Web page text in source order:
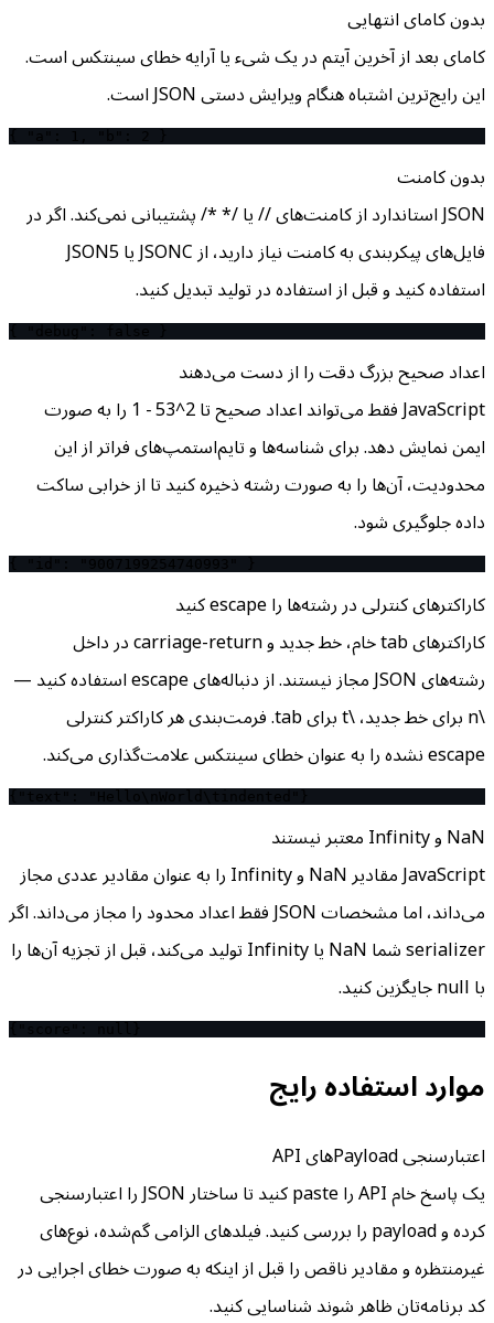
بدون کامای انتهایی
کامای بعد از آخرین آیتم در یک شیء یا آرایه خطای سینتکس است.
این رایج‌ترین اشتباه هنگام ویرایش دستی JSON است.
بدون کامنت
JSON استاندارد از کامنت‌های // یا /* */ پشتیبانی نمی‌کند. اگر در
فایل‌های پیکربندی به کامنت نیاز دارید، از JSONC یا JSON5
استفاده کنید و قبل از استفاده در تولید تبدیل کنید.
اعداد صحیح بزرگ دقت را از دست می‌دهند
JavaScript فقط می‌تواند اعداد صحیح تا 2^53 − 1 را به صورت
ایمن نمایش دهد. برای شناسه‌ها و تایم‌استمپ‌های فراتر از این
محدودیت، آن‌ها را به صورت رشته ذخیره کنید تا از خرابی ساکت
داده جلوگیری شود.
کاراکترهای کنترلی در رشته‌ها را escape کنید
کاراکترهای tab خام، خط جدید و carriage-return در داخل
رشته‌های JSON مجاز نیستند. از دنباله‌های escape استفاده کنید —
\n برای خط جدید، \t برای tab. فرمت‌بندی هر کاراکتر کنترلی
escape نشده را به عنوان خطای سینتکس علامت‌گذاری می‌کند.
NaN و Infinity معتبر نیستند
JavaScript مقادیر NaN و Infinity را به عنوان مقادیر عددی مجاز
می‌داند، اما مشخصات JSON فقط اعداد محدود را مجاز می‌داند. اگر
serializer شما NaN یا Infinity تولید می‌کند، قبل از تجزیه آن‌ها را
با null جایگزین کنید.
موارد استفاده رایج
اعتبارسنجی Payloadهای API
یک پاسخ خام API را paste کنید تا ساختار JSON را اعتبارسنجی
کرده و payload را بررسی کنید. فیلدهای الزامی گم‌شده، نوع‌های
غیرمنتظره و مقادیر ناقص را قبل از اینکه به صورت خطای اجرایی در
کد برنامه‌تان ظاهر شوند شناسایی کنید.